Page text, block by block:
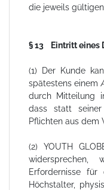
die jeweils
§ 13 Eintritt eines
(1) Der Kunde
spätestens einem
durch Mitteilung
dass statt
Pflichten aus dem
(2) YOUTH
widersprechen,
Erfordernisse für
Höchstalter,